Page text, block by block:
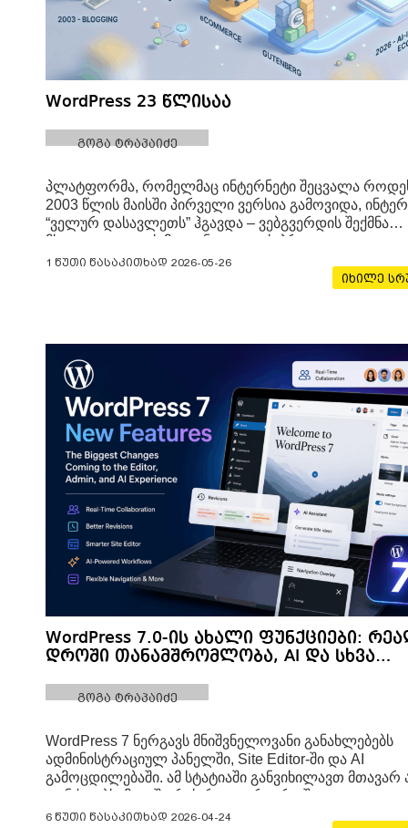
WordPress 23 წლისაა
გოგა ტრაპაიძე
პლატფორმა, რომელმაც ინტერნეტი შეცვალა
2003 წლის მაისში პირველი ვერსია გამოვიდა,
“ველურ დასავლეთს” ჰგავდა – ვებგვერდის შექმნა
მხოლოდ კოდის მცოდნე ელიტის პრივილეგია იყო.
23 წლის შემდეგ, WordPress აღარ არის უბრალოდ
1 წუთი წასაკითხად 2026-05-26
იხილე
WordPress 7.0-ის ახალი ფუნქციები:
დროში თანამშრომლობა, AI და სხვა…
გოგა ტრაპაიძე
WordPress 7 ნერგავს მნიშვნელოვანი განახლებებს
ადმინისტრაციულ პანელში, Site Editor-ში და AI
გამოცდილებაში. ამ სტატიაში განვიხილავთ მთავარ
ფუნქციებს, მათ შორის რეალურ დროში
თანამშრომლობას(Real Time Collaboration),
6 წუთი წასაკითხად 2026-04-24